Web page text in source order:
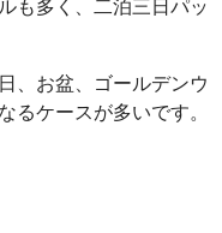
も多く、二泊三日パッ
、お盆、ゴールデンウ
るケースが多いです。